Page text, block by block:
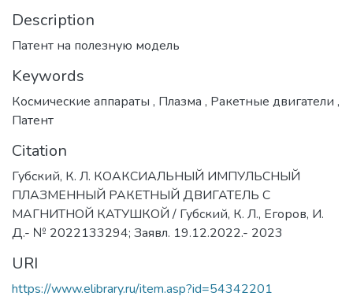
Description
Патент на полезную модель
Keywords
Космические аппараты , Плазма , Ракетные двигатели ,
Патент
Citation
Губский, К. Л. КОАКСИАЛЬНЫЙ ИМПУЛЬСНЫЙ
ПЛАЗМЕННЫЙ РАКЕТНЫЙ ДВИГАТЕЛЬ С
МАГНИТНОЙ КАТУШКОЙ / Губский, К. Л., Егоров, И.
Д.- № 2022133294; Заявл. 19.12.2022.- 2023
URI
https://www.elibrary.ru/item.asp?id=54342201